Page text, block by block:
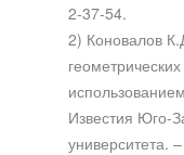
2-37-54.
2) Коновалов
Известия Юго-
университета.